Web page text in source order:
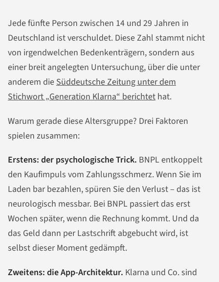
Jede fünfte Person zwischen 14 und 29 Jahren in
Deutschland ist verschuldet. Diese Zahl stammt nicht
von irgendwelchen Bedenkenträgern, sondern aus
einer breit angelegten Untersuchung, über die unter
anderem die Süddeutsche Zeitung unter dem
Stichwort „Generation Klarna“ berichtet hat.
Warum gerade diese Altersgruppe? Drei Faktoren
spielen zusammen:
Erstens: der psychologische Trick. BNPL entkoppelt
den Kaufimpuls vom Zahlungsschmerz. Wenn Sie im
Laden bar bezahlen, spüren Sie den Verlust – das ist
neurologisch messbar. Bei BNPL passiert das erst
Wochen später, wenn die Rechnung kommt. Und da
das Geld dann per Lastschrift abgebucht wird, ist
selbst dieser Moment gedämpft.
Zweitens: die App-Architektur. Klarna und Co. sind